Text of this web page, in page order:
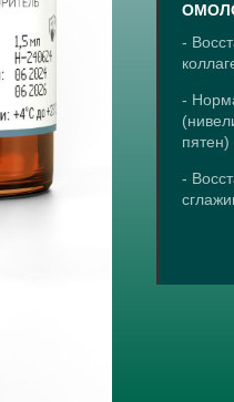
-
-
пятен)
-